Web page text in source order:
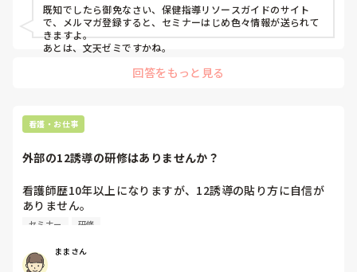
既知でしたら御免なさい、保健指導リソースガイドのサイト
で、メルマガ登録すると、セミナーはじめ色々情報が送られて
きますよ。
あとは、文天ゼミですかね。
回答をもっと見る
看護・お仕事
外部の12誘導の研修はありませんか？
看護師歴10年以上になりますが、12誘導の貼り方に自信が
ありません。
どこかの外部のセミナーなどで実際に模型でもいいので実技
セミナー 研修
ままさん